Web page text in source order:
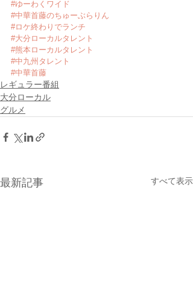
#ゆーわくワイド
#中華首藤のちゅーぶらりん
#ロケ終わりでランチ
#大分ローカルタレント
#熊本ローカルタレント
#中九州タレント
#中華首藤
レギュラー番組
大分ローカル
グルメ
最新記事 すべて表示